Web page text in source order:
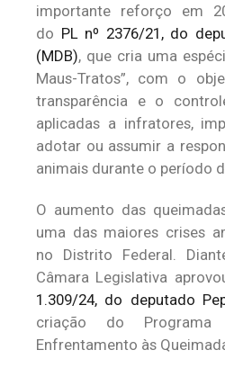
importante reforço em
do PL nº 2376/21, do
(MDB), que cria uma
Maus-Tratos”, com o
transparência e o
aplicadas a infratores,
adotar ou assumir a
animais durante o período
O aumento das
uma das maiores crises
no Distrito Federal.
Câmara Legislativa
1.309/24, do deputado
criação do
Enfrentamento às